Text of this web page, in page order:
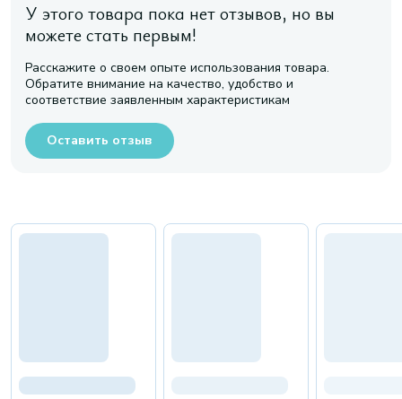
У этого товара пока нет отзывов, но вы
можете стать первым!
Расскажите о своем опыте использования товара.
Обратите внимание на качество, удобство и
соответствие заявленным характеристикам
Оставить отзыв